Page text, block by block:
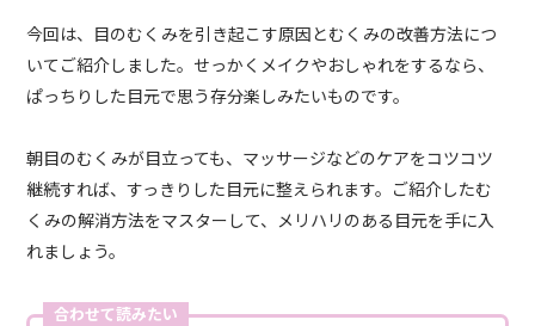
今回は、目のむくみを引き起こす原因とむくみの改善方法につ
いてご紹介しました。せっかくメイクやおしゃれをするなら、
ぱっちりした目元で思う存分楽しみたいものです。
朝目のむくみが目立っても、マッサージなどのケアをコツコツ
継続すれば、すっきりした目元に整えられます。ご紹介したむ
くみの解消方法をマスターして、メリハリのある目元を手に入
れましょう。
合わせて読みたい